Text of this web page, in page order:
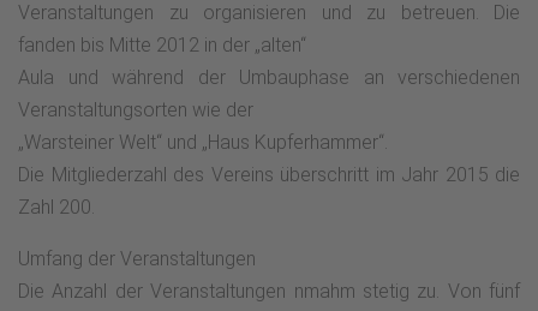
Veranstaltungen zu organisieren und zu betreuen. Die
fanden bis Mitte 2012 in der „alten“
Aula und während der Umbauphase an verschiedenen
Veranstaltungsorten wie der
„Warsteiner Welt“ und „Haus Kupferhammer“.
Die Mitgliederzahl des Vereins überschritt im Jahr 2015 die
Zahl 200.
Umfang der Veranstaltungen
Die Anzahl der Veranstaltungen nmahm stetig zu. Von fünf